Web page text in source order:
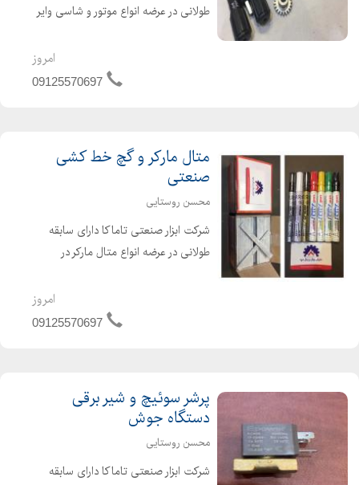
طولانی در عرضه انواع موتور و شاسی وایر
ولت چرخ دنده ، غلطک ، درپوش و دسته
امروز
09125570697
متال مارکر و گچ خط کشی
صنعتی
محسن روستایی
شرکت ابزار صنعتی تاماکا دارای سابقه
طولانی در عرضه انواع متال مارکر در
انواع فلزات ، شیشه و چرم مقاوم در برابر
حرارت گچ خط کشی صنعتی مناسب خط
امروز
09125570697
پرشر سوئیچ و شیر برقی
دستگاه جوش
محسن روستایی
شرکت ابزار صنعتی تاماکا دارای سابقه